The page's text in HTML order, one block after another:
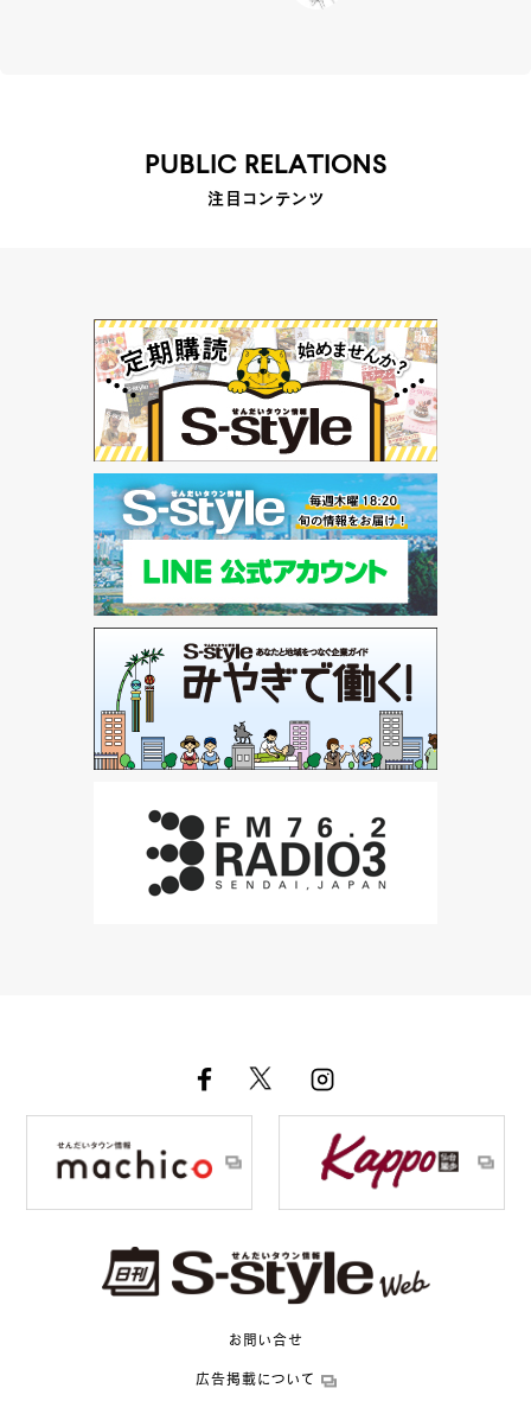
PUBLIC RELATIONS
注目コンテンツ
お問い合せ
広告掲載について